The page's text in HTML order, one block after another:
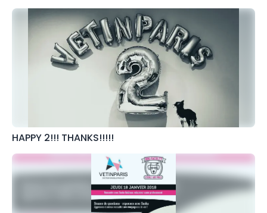
HAPPY 2!!! THANKS!!!!!